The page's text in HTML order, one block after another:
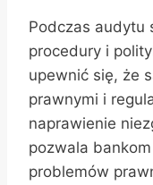
Podczas audytu
procedury i
upewnić się, że
prawnymi i
naprawienie
pozwala
problemów